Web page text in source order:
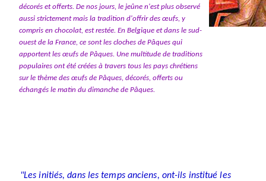
décorés et offerts. De nos jours, le jeûne n'est plus observé
aussi strictement mais la tradition d'offrir des œufs, y
compris en chocolat, est restée. En Belgique et dans le sud-
ouest de la France, ce sont les cloches de Pâques qui
apportent les œufs de Pâques. Une multitude de traditions
populaires ont été créées à travers tous les pays chrétiens
sur le thème des œufs de Pâques, décorés, offerts ou
échangés le matin du dimanche de Pâques.
"Les initiés, dans les temps anciens, ont-ils institué les